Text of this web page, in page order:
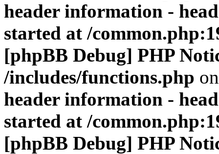
header information -
started at /
[phpBB Debug] PHP
/includes/functions.php
header information -
started at /
[phpBB Debug] PHP